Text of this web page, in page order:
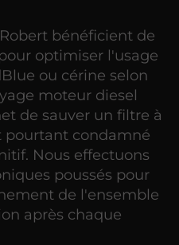
bénéficient de
optimiser l'usage
ou cérine selon
moteur diesel
de sauver un filtre à
pourtant condamné
Nous effectuons
poussés pour
de l'ensemble
après chaque